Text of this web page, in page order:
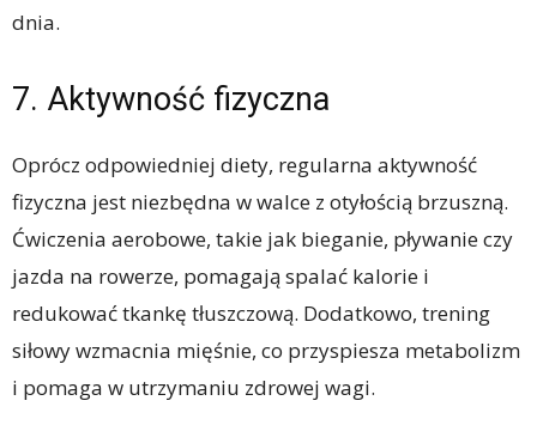
dnia.
7. Aktywność fizyczna
Oprócz odpowiedniej diety, regularna aktywność
fizyczna jest niezbędna w walce z otyłością brzuszną.
Ćwiczenia aerobowe, takie jak bieganie, pływanie czy
jazda na rowerze, pomagają spalać kalorie i
redukować tkankę tłuszczową. Dodatkowo, trening
siłowy wzmacnia mięśnie, co przyspiesza metabolizm
i pomaga w utrzymaniu zdrowej wagi.